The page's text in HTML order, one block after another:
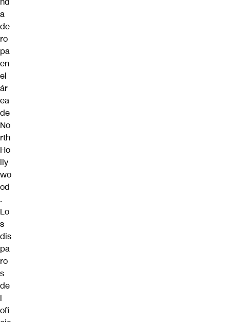
a
de
ro
pa
en
el
ár
ea
de
No
rth
Ho
lly
wo
od
.
Lo
s
dis
pa
ro
s
de
l
ofi